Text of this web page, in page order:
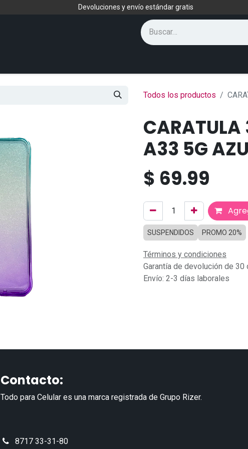
Devoluciones y envío estándar gratis
Todos los productos
A33 5G
$ 69.99
SUSPENDIDOS PROMO 20%
Términos y condiciones
Garantía de devolución de 30
Envío: 2-3 días laborales
Contacto:
Todo para Celular es una marca registrada de Grupo Rizer.
8717 33-31-80